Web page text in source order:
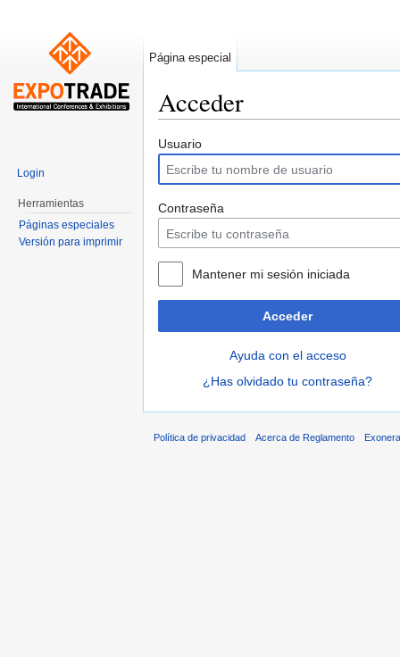
Acceder
Usuario
Contraseña
Mantener mi sesión iniciada
Acceder
Ayuda con el acceso
¿Has olvidado tu contraseña?
Página especial
Login
Herramientas
Páginas especiales
Versión para imprimir
Política de privacidad Acerca de Reglamento